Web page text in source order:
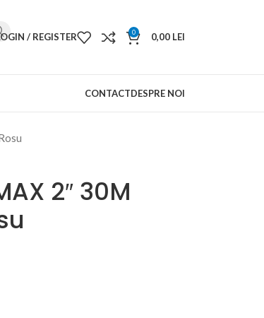
/ REGISTER 0 0,00 LEI
CONTACTDESPRE NOI
2″ 30M